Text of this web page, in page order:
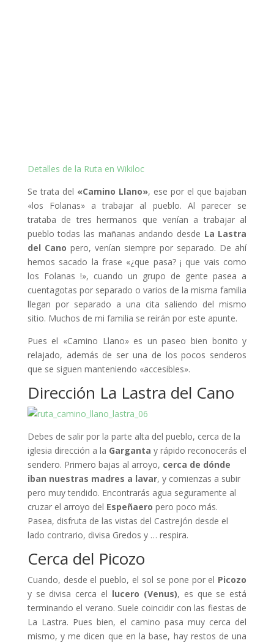
Detalles de la Ruta en Wikiloc
Se trata del «Camino Llano», ese por el que bajaban
«los Folanas» a trabajar al pueblo. Al parecer se
trataba de tres hermanos que venían a trabajar al
pueblo todas las mañanas andando desde La Lastra
del Cano pero, venían siempre por separado. De ahí
hemos sacado la frase «¿que pasa? ¡ que vais como
los Folanas !», cuando un grupo de gente pasea a
cuentagotas por separado o varios de la misma familia
llegan por separado a una cita saliendo del mismo
sitio. Muchos de mi familia se reirán por este apunte.
Pues el «Camino Llano» es un paseo bien bonito y
relajado, además de ser una de los pocos senderos
que se siguen manteniendo «accesibles».
Dirección La Lastra del Cano
Debes de salir por la parte alta del pueblo, cerca de la
iglesia dirección a la Garganta y rápido reconocerás el
sendero. Primero bajas al arroyo, cerca de dónde
iban nuestras madres a lavar, y comienzas a subir
pero muy tendido. Encontrarás agua seguramente al
cruzar el arroyo del Espeñaero pero poco más.
Pasea, disfruta de las vistas del Castrejón desde el
lado contrario, divisa Gredos y … respira.
Cerca del Picozo
Cuando, desde el pueblo, el sol se pone por el Picozo
y se divisa cerca el lucero (Venus), es que se está
terminando el verano. Suele coincidir con las fiestas de
La Lastra. Pues bien, el camino pasa muy cerca del
mismo, y me dicen que en la base, hay restos de una